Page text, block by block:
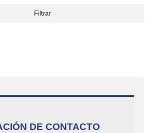
Filtrar
DE CONTACTO